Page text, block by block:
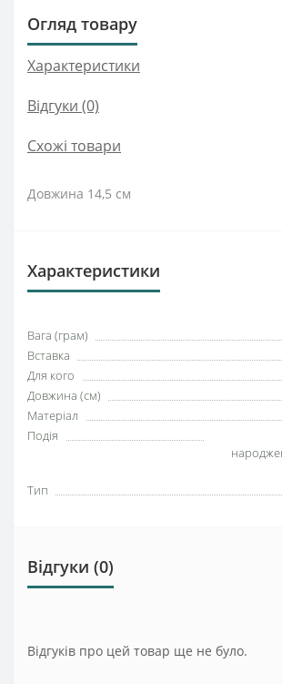
Огляд товару
Характеристики
Відгуки (0)
Схожі товари
Довжина 14,5 см
Характеристики
Вага (грам)
Вставка
Для кого
Довжина (см)
Матеріал
Подія
Тип
Відгуки (0)
Відгуків про цей товар ще не було.